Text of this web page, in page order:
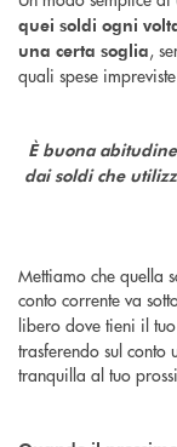
quei soldi ogni
una certa soglia,
quali spese
È buona
dai soldi che
Mettiamo che quella
conto corrente va
libero dove tieni il
trasferendo sul
tranquilla al tuo